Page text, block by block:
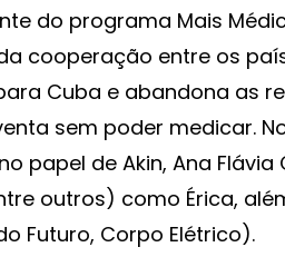
do programa Mais
cooperação entre os
Cuba e abandona as
sem poder medicar.
papel de Akin, Ana
outros) como Érica,
Futuro, Corpo Elétrico).